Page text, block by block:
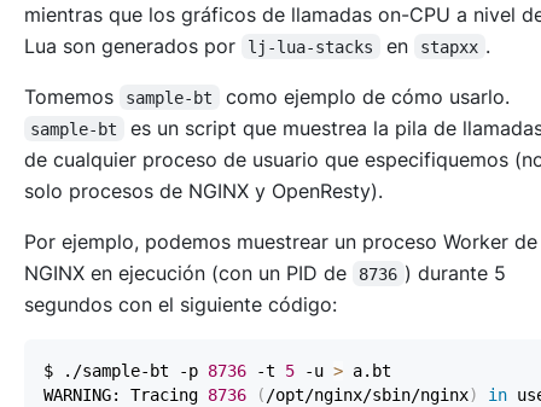
mientras que los gráficos de llamadas on-CPU a nivel
Lua son generados por
lj-lua-stacks en stapxx .
Tomemos sample-bt como ejemplo de cómo usarlo.
sample-bt
es un script que muestrea la pila de
de cualquier proceso de usuario que especifiquemos
solo procesos de NGINX y OpenResty).
Por ejemplo, podemos muestrear un proceso Worker de
NGINX en ejecución (con un PID de
8736 ) durante 5
segundos con el siguiente código:
$ ./sample-bt -p 8736 -t 5 -u >
WARNING: Tracing 8736 ( /opt/nginx/sbin/nginx) in